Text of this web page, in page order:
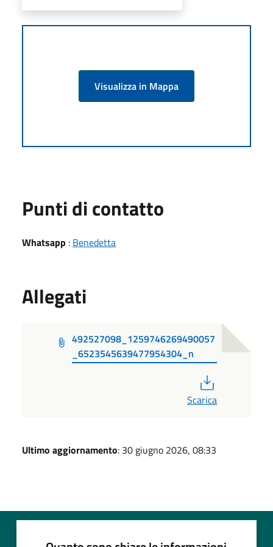
Visualizza in Mappa
Punti di contatto
Whatsapp : Benedetta
Allegati
492527098_1259746269490057
_6523545639477954304_n
Scarica
Ultimo aggiornamento: 30 giugno 2026, 08:33